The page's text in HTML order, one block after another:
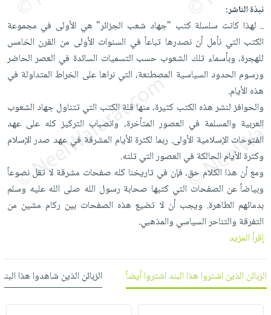
الحمية
والتغذية
المائدة
الأوعية
والتخزين
أدوات
المطبخ
العودة
للمدارس
اكسسوارات
كتب
اكسسوارات
منزلية
اكسسوارات
ملابس
مطرزات
حقائب
حلي
عناية
بالذات
مناسبات
بنود
مختارة
اشتراكات
كل
الاشتراكات
صندوق
القراءة
iKitab
بلا
حدود
بحث
متقدم
نيل
وفرات
عن
الشركة
سياسة
الشركة
أسئلة
يتكرر
طرحها
حسابك
لائحة
الأمنيات
عربة
التسوق
نشرة
نبذة الناشر:
.. لهذا كانت سلسلة كتب "جهاد شعب الجزائر" هي الأولى في مجموعة
الكتب التي نأمل أن نصدرها تباعاً في السنوات الأولى من القرن الخامس
للهجرة، وبأسماء تلك الشعوب حسب التسميات السائدة في العصر الحاضر
ورسوم الحدود السياسية المصطنعة، التي نراها على الخراط المتداولة في
هذه الأيام.
والحوافز لنشر هذه الكتب كثيرة، منها قلة الكتب التي تتناول جهاد الشعوب
العربية والمسلمة في العصور المتأخرة، وانصباب التركيز كله على عهد
الفتوحات الإسلامية الأولى. ربما لكثرة الأيام المشرقة في عهد صدر الإسلام
وكثرة الأيام الحالكة في العصور التي تلته.
ومع أن هذا الكلام حق، فإن في تاريخنا كله صفحات مشرقة لا تقل نصوعاً
وبياضاً عن الصفحات التي كتبها صحابة رسول الله صلى الله عليه وسلم
بدمائهم الطاهرة. ويجب أن لا تضيع هذه الصفحات بين ركام مشين من
التفرقة والتناحر السياسي والمذهبي.
إقرأ المزيد
الزبائن الذين اشتروا هذا البند اشتروا أيضاً الزبائن الذين شاهدوا هذا